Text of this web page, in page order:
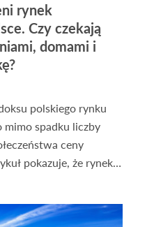
rynek
Czy czekają
domami i
polskiego rynku
spadku liczby
ceny
pokazuje, że rynek
do niekończącej się
i standard